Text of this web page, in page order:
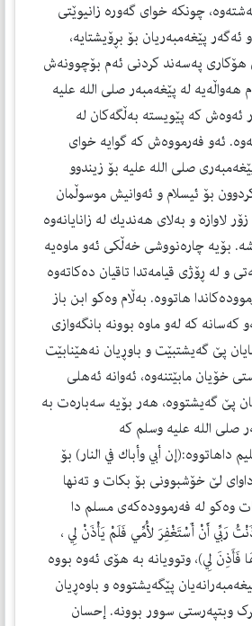
چونكه‌ خوای گه‌وره‌ زانیوێتی
پێغه‌مبه‌ریان بۆ بڕۆیشتایه‌،
هۆكاری په‌سه‌ند كردنی ئه‌م بۆچوونه‌ش
هەواڵەیە له‌ پێغه‌مبه‌ر صلی الله علیه
ئه‌وه‌ش كه‌ پێویسته‌ به‌ڵگه‌كان له‌
ئه‌و فه‌رمووه‌ش كه‌ گوایه‌ خوای
صلی الله علیه بۆ زیندوو
بۆ ئیسلام و ئه‌وانیش موسوڵمان
لاوازه‌ و به‌لای هه‌ندیك له‌ زانایانه‌وه‌
بۆیه‌ چاره‌نووشی خه‌ڵكی ئه‌و ماوه‌یه‌
و له‌ ڕۆژی قیامه‌تدا تاقیان ده‌كاته‌وه‌
هاتووه‌. به‌ڵام وه‌كو ابن باز
كه‌سانه‌ كه‌ له‌و ماوه‌ بوونه‌ بانگه‌وازی
پێ گه‌یشتبێت و باوڕیان نه‌هێنابێت
خۆیان مابێتنه‌وه،‌ ئه‌وانه‌ ئه‌هلی
پێ گه‌یشتووه‌، هه‌ر بۆیه‌ سه‌باره‌ت به‌
صلی الله علیه وسلم كه‌
داهاتووه‌:(إن أبي وأباك في النار) بۆ
لێ خۆشبوونی بۆ بكات و ته‌نها
وەکو لە فەرموودەکەی مسلم دا
رَبِّي أَنْ أَسْتَغْفِرَ لأُمِّي فَلَمْ يَأْذَنْ لِي ،
فَأَذِنَ لِي)، وتوویانه‌ به‌ هۆی ئه‌وه‌ بووه‌
پێگه‌یشتووه‌ و باوه‌ڕیان
وبتپەرستی سوور بوونە. إحسان